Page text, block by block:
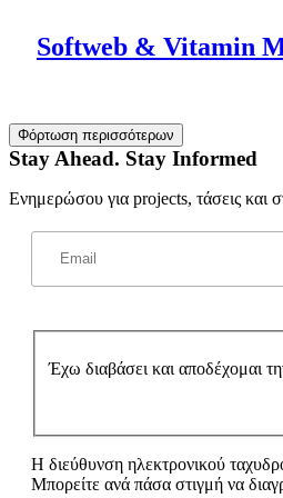
Softweb & Vitamin
Φόρτωση περισσότερων
Stay Ahead. Stay Informed
Ενημερώσου για projects, τάσεις και
Έχω διαβάσει και αποδέχομαι
Η διεύθυνση ηλεκτρονικού
Μπορείτε ανά πάσα στιγμή να